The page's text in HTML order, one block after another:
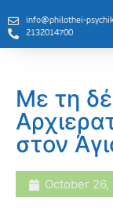
info@philothei-
2132014700
Με τη
στον
October 26,